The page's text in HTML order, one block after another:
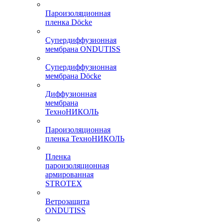
Пароизоляционная
пленка Döcke
Супердиффузионная
мембрана ONDUTISS
Супердиффузионная
мембрана Döcke
Диффузионная
мембрана
ТехноНИКОЛЬ
Пароизоляционная
пленка ТехноНИКОЛЬ
Пленка
пароизоляционная
армированная
STROTEX
Ветрозащита
ONDUTISS